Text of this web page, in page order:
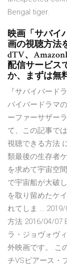
Bengal tiger.
映画「サバイ
画の視聴方法
dTV、
配信サービス
か、まずは無
『サバイバード
バイバードラマ
ーファーサザー
て、この記事で
視聴できる方法
類最後の生存者
を求めて宇宙空
で宇宙船が大破
を取り留めたケ
れてしま …
方法 2016/04/07
ラ・ジョヴォヴ
外映画です。 こ
チVSピアース・